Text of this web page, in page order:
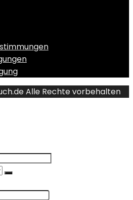
Alle Rechte vorbehalten